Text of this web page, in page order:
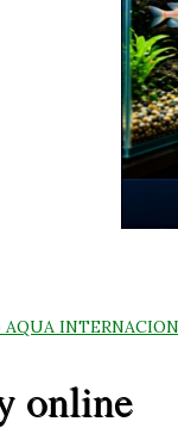
online